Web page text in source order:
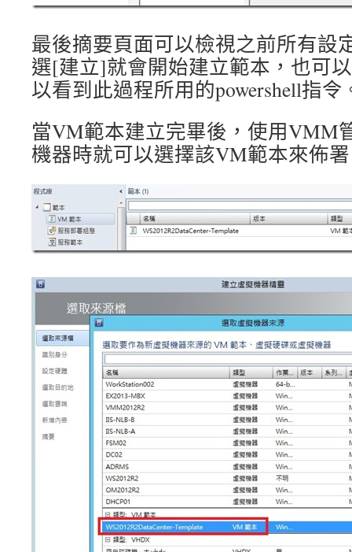
最後摘要頁面可以檢視之前所有設
選[建立]就會開始建立範本，也可
以看到此過程所用的powershell指令
當VM範本建立完畢後，使用VMM
機器時就可以選擇該VM範本來佈署